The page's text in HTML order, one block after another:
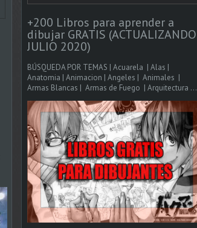
+200 Libros para aprender a
dibujar GRATIS (ACTUALIZANDO
JULIO 2020)
BÚSQUEDA POR TEMAS | Acuarela | Alas |
Anatomia | Animacion | Angeles | Animales |
Armas Blancas | Armas de Fuego | Arquitectura ...